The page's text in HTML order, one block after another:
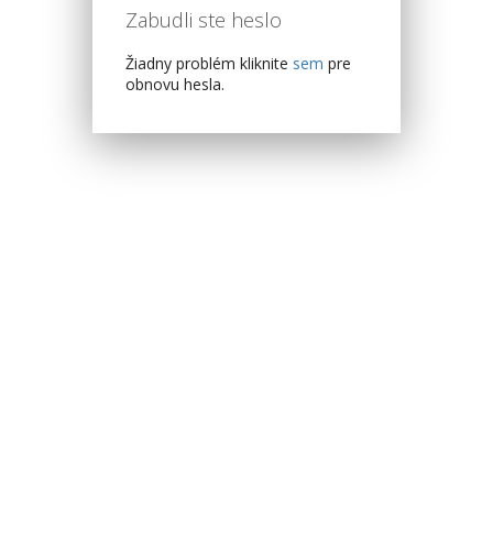
Zabudli ste heslo
Žiadny problém kliknite sem pre
obnovu hesla.